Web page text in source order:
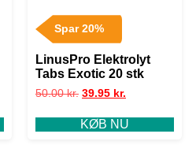
Spar 20%
LinusPro Elektrolyt
Tabs Exotic 20 stk
50.00kr. 39.95 kr.
KØB NU